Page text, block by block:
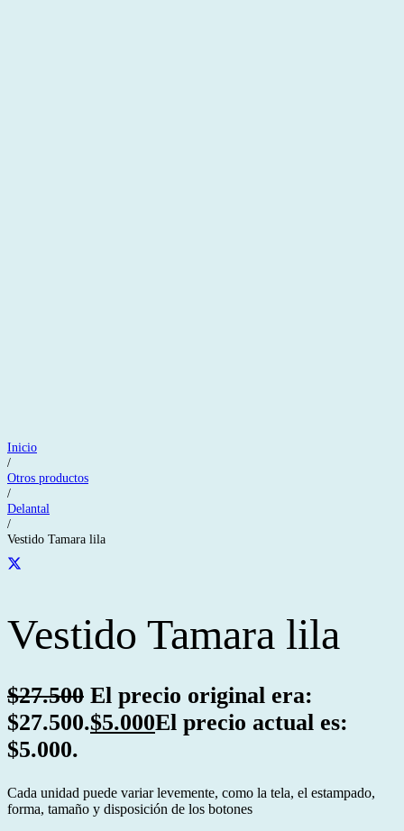
Inicio
/
Otros productos
/
Delantal
/
Vestido Tamara lila
Vestido Tamara lila
$27.500 El precio original era:
$27.500.$5.000El precio actual es:
$5.000.
Cada unidad puede variar levemente, como la tela, el estampado,
forma, tamaño y disposición de los botones